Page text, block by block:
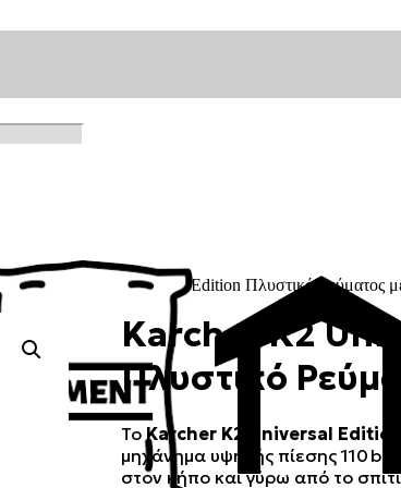
\Karcher K2 Universal Edition Πλυστικό Ρεύματος
Karcher K2
Πλυστικό
ΤοKarcher K2 Universal Edition
μηχάνημα υψηλής πίεσης 110
στον κήπο και γύρω από το